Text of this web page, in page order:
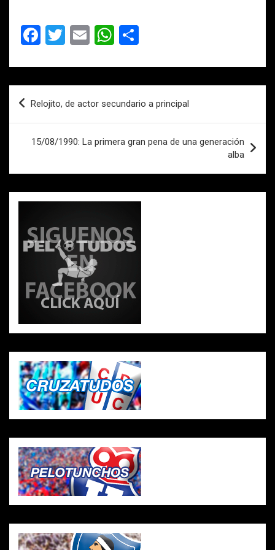
F
ce
b
o
o
k
T
tt
er
E
ail
W
at
A
p
m
p
ar
Navegación
de
Relojito, de actor secundario a principal
15/08/1990: La primera gran pena de una generación
alba